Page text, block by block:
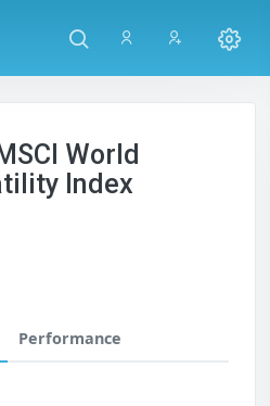
World
Index
Performance